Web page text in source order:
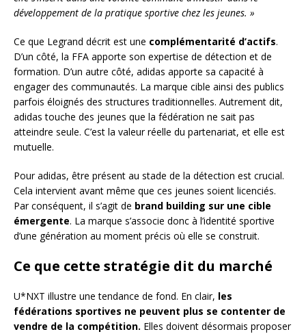
développement de la pratique sportive chez les jeunes. »
Ce que Legrand décrit est une complémentarité d’actifs.
D’un côté, la FFA apporte son expertise de détection et de
formation. D’un autre côté, adidas apporte sa capacité à
engager des communautés. La marque cible ainsi des publics
parfois éloignés des structures traditionnelles. Autrement dit,
adidas touche des jeunes que la fédération ne sait pas
atteindre seule. C’est la valeur réelle du partenariat, et elle est
mutuelle.
Pour adidas, être présent au stade de la détection est crucial.
Cela intervient avant même que ces jeunes soient licenciés.
Par conséquent, il s’agit de brand building sur une cible
émergente. La marque s’associe donc à l’identité sportive
d’une génération au moment précis où elle se construit.
Ce que cette stratégie dit du marché
U*NXT illustre une tendance de fond. En clair, les
fédérations sportives ne peuvent plus se contenter de
vendre de la compétition. Elles doivent désormais proposer